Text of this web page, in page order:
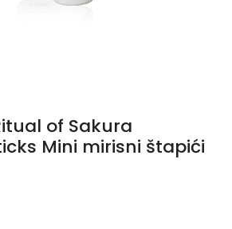
of Sakura
Mini mirisni štapići